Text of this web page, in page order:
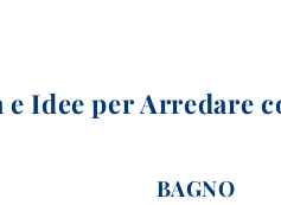
Idee per Arredare
BAGNO